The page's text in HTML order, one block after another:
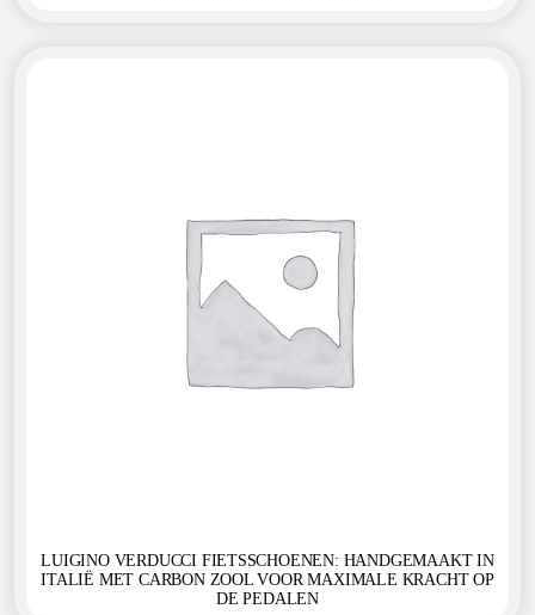
LUIGINO VERDUCCI FIETSSCHOENEN: HANDGEMAAKT IN
ITALIË MET CARBON ZOOL VOOR MAXIMALE KRACHT OP
DE PEDALEN